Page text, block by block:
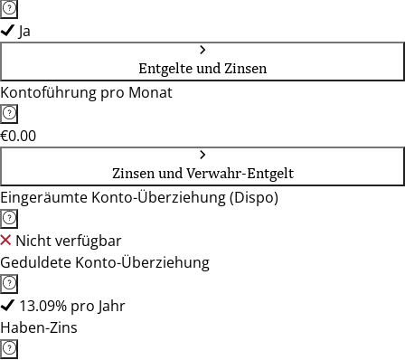
Ja
Entgelte und Zinsen
Kontoführung pro Monat
€0.00
Zinsen und Verwahr-Entgelt
Eingeräumte Konto-Überziehung (Dispo)
Nicht verfügbar
Geduldete Konto-Überziehung
13.09% pro Jahr
Haben-Zins